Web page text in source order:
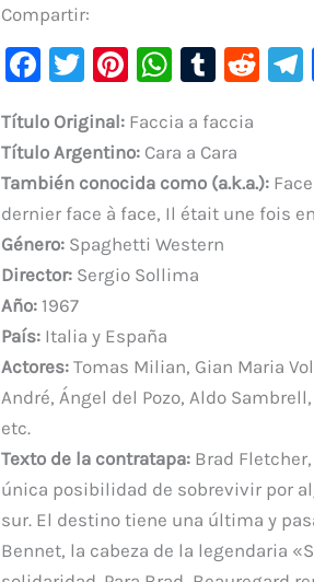
Compartir:
F
c
e
b
o
o
k
T
it
te
r
Pi
er
e
st
W
at
s
A
p
p
T
m
bl
r
R
di
t
Título Original: Faccia a faccia
Título Argentino: Cara a Cara
También conocida como (a.k.a.):
dernier face à face, Il était une fois
Género: Spaghetti Western
Director:Sergio Sollima
Año:1967
País:Italia y España
Actores:Tomas Milian, Gian Maria
André, Ángel del Pozo, Aldo
etc.
Texto de la contratapa: Brad
única posibilidad de sobrevivir por
sur. El destino tiene una última y
Bennet, la cabeza de la legendaria